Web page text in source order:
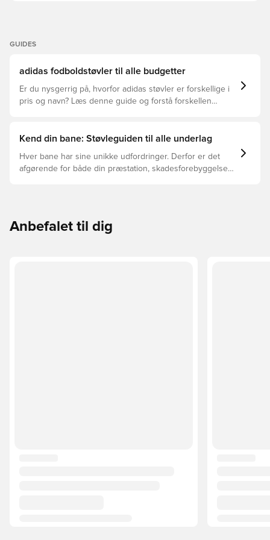
GUIDES
adidas fodboldstøvler til alle budgetter
Er du nysgerrig på, hvorfor adidas støvler er forskellige i
pris og navn? Læs denne guide og forstå forskellen
Kend din bane: Støvleguiden til alle underlag
Hver bane har sine unikke udfordringer. Derfor er det
afgørende for både din præstation, skadesforebyggelse
Anbefalet til dig